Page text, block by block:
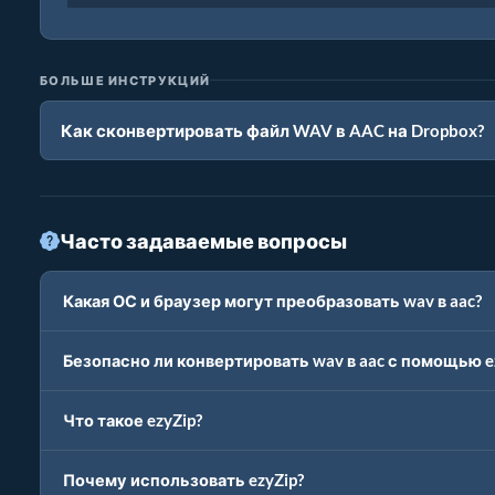
БОЛЬШЕ ИНСТРУКЦИЙ
Как сконвертировать файл WAV в AAC на Dropbox?
Часто задаваемые вопросы
Какая ОС и браузер могут преобразовать wav в aac?
Безопасно ли конвертировать wav в aac с помощью
Что такое ezyZip?
Почему использовать ezyZip?